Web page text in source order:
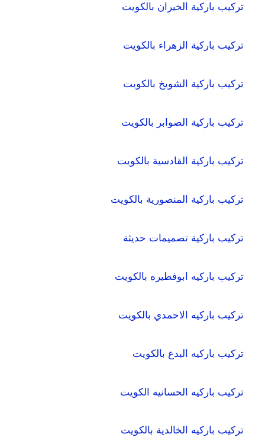
تركيب باركية الخيران بالكويت
تركيب باركية الزهراء بالكويت
تركيب باركية الشويخ بالكويت
تركيب باركية الصوابر بالكويت
تركيب باركية القادسية بالكويت
تركيب باركية المنصورية بالكويت
تركيب باركية تصميمات حديثة
تركيب باركيه ابوفطيره بالكويت
تركيب باركيه الاحمدي بالكويت
تركيب باركيه البدع بالكويت
تركيب باركيه الحسانيه الكويت
تركيب باركيه الخالدية بالكويت